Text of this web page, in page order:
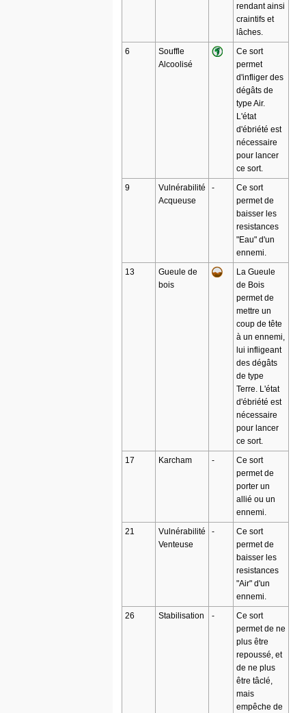
rendant ainsi
craintifs et
lâches.
6
Souffle
Alcoolisé
Ce sort
permet
d'infliger des
dégâts de
type Air.
L'état
d'ébriété est
nécessaire
pour lancer
ce sort.
9
Vulnérabilité
Acqueuse
-
Ce sort
permet de
baisser les
resistances
"Eau" d'un
ennemi.
13
Gueule de
bois
La Gueule
de Bois
permet de
mettre un
coup de tête
à un ennemi,
lui infligeant
des dégâts
de type
Terre. L'état
d'ébriété est
nécessaire
pour lancer
ce sort.
17
Karcham -
Ce sort
permet de
porter un
allié ou un
ennemi.
21
Vulnérabilité
Venteuse
-
Ce sort
permet de
baisser les
resistances
"Air" d'un
ennemi.
26
Stabilisation -
Ce sort
permet de ne
plus être
repoussé, et
de ne plus
être tâclé,
mais
empêche de